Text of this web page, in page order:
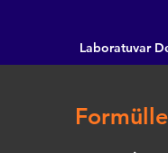
Laboratuvar